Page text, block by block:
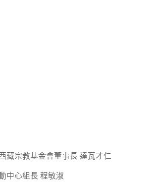
藏宗教基金會董事長 達瓦才仁
中心組長 程敏淑